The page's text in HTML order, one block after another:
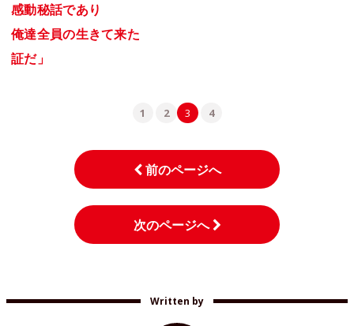
感動秘話であり
俺達全員の生きて来た
証だ」
1 2 3 4
前のページへ
次のページへ
Written by